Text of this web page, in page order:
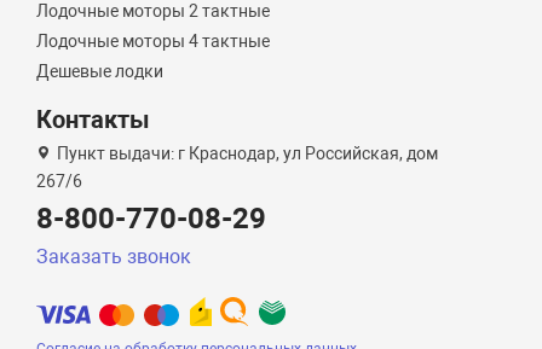
Лодочные моторы 2 тактные
Лодочные моторы 4 тактные
Дешевые лодки
Контакты
Пункт выдачи: г Краснодар, ул Российская, дом
267/6
8-800-770-08-29
Заказать звонок